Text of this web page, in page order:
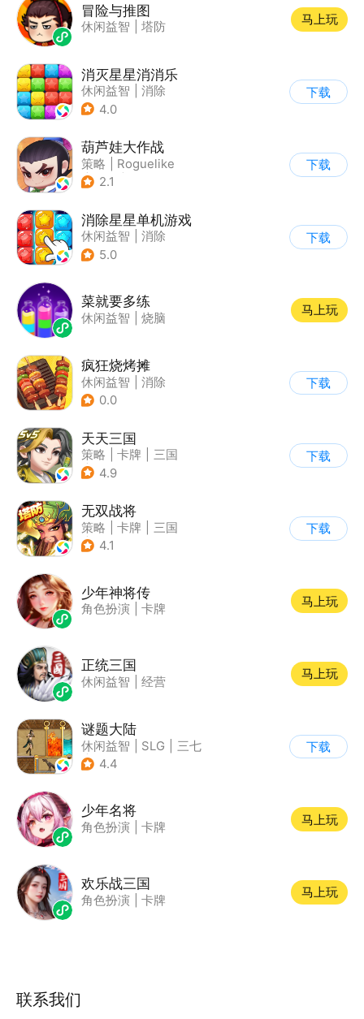
冒险与推图
休闲益智 塔防
马上玩
消灭星星消消乐
休闲益智
消除
4.0
下载
葫芦娃大作战
策略
Roguelike
| 神话
2.1
下载
消除星星单机游戏
休闲益智
消除
5.0
下载
菜就要多练
休闲益智 烧脑
马上玩
疯狂烧烤摊
休闲益智
消除
0.0
下载
天天三国
策略 卡牌
三国
| Q版
4.9
下载
无双战将
策略 卡牌
三国
| 中国风
4.1
下载
少年神将传
角色扮演 卡牌
马上玩
正统三国
休闲益智 经营
马上玩
谜题大陆
休闲益智 SLG
三七
| 策略
4.4
下载
少年名将
角色扮演 卡牌
马上玩
欢乐战三国
角色扮演 卡牌
马上玩
联系我们